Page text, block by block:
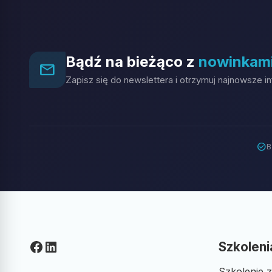
mail_outline Bądź na bieżąco z
Zapisz się do newslettera i otrzymuj najnowsze
check_circle
Facebook LinkedIn